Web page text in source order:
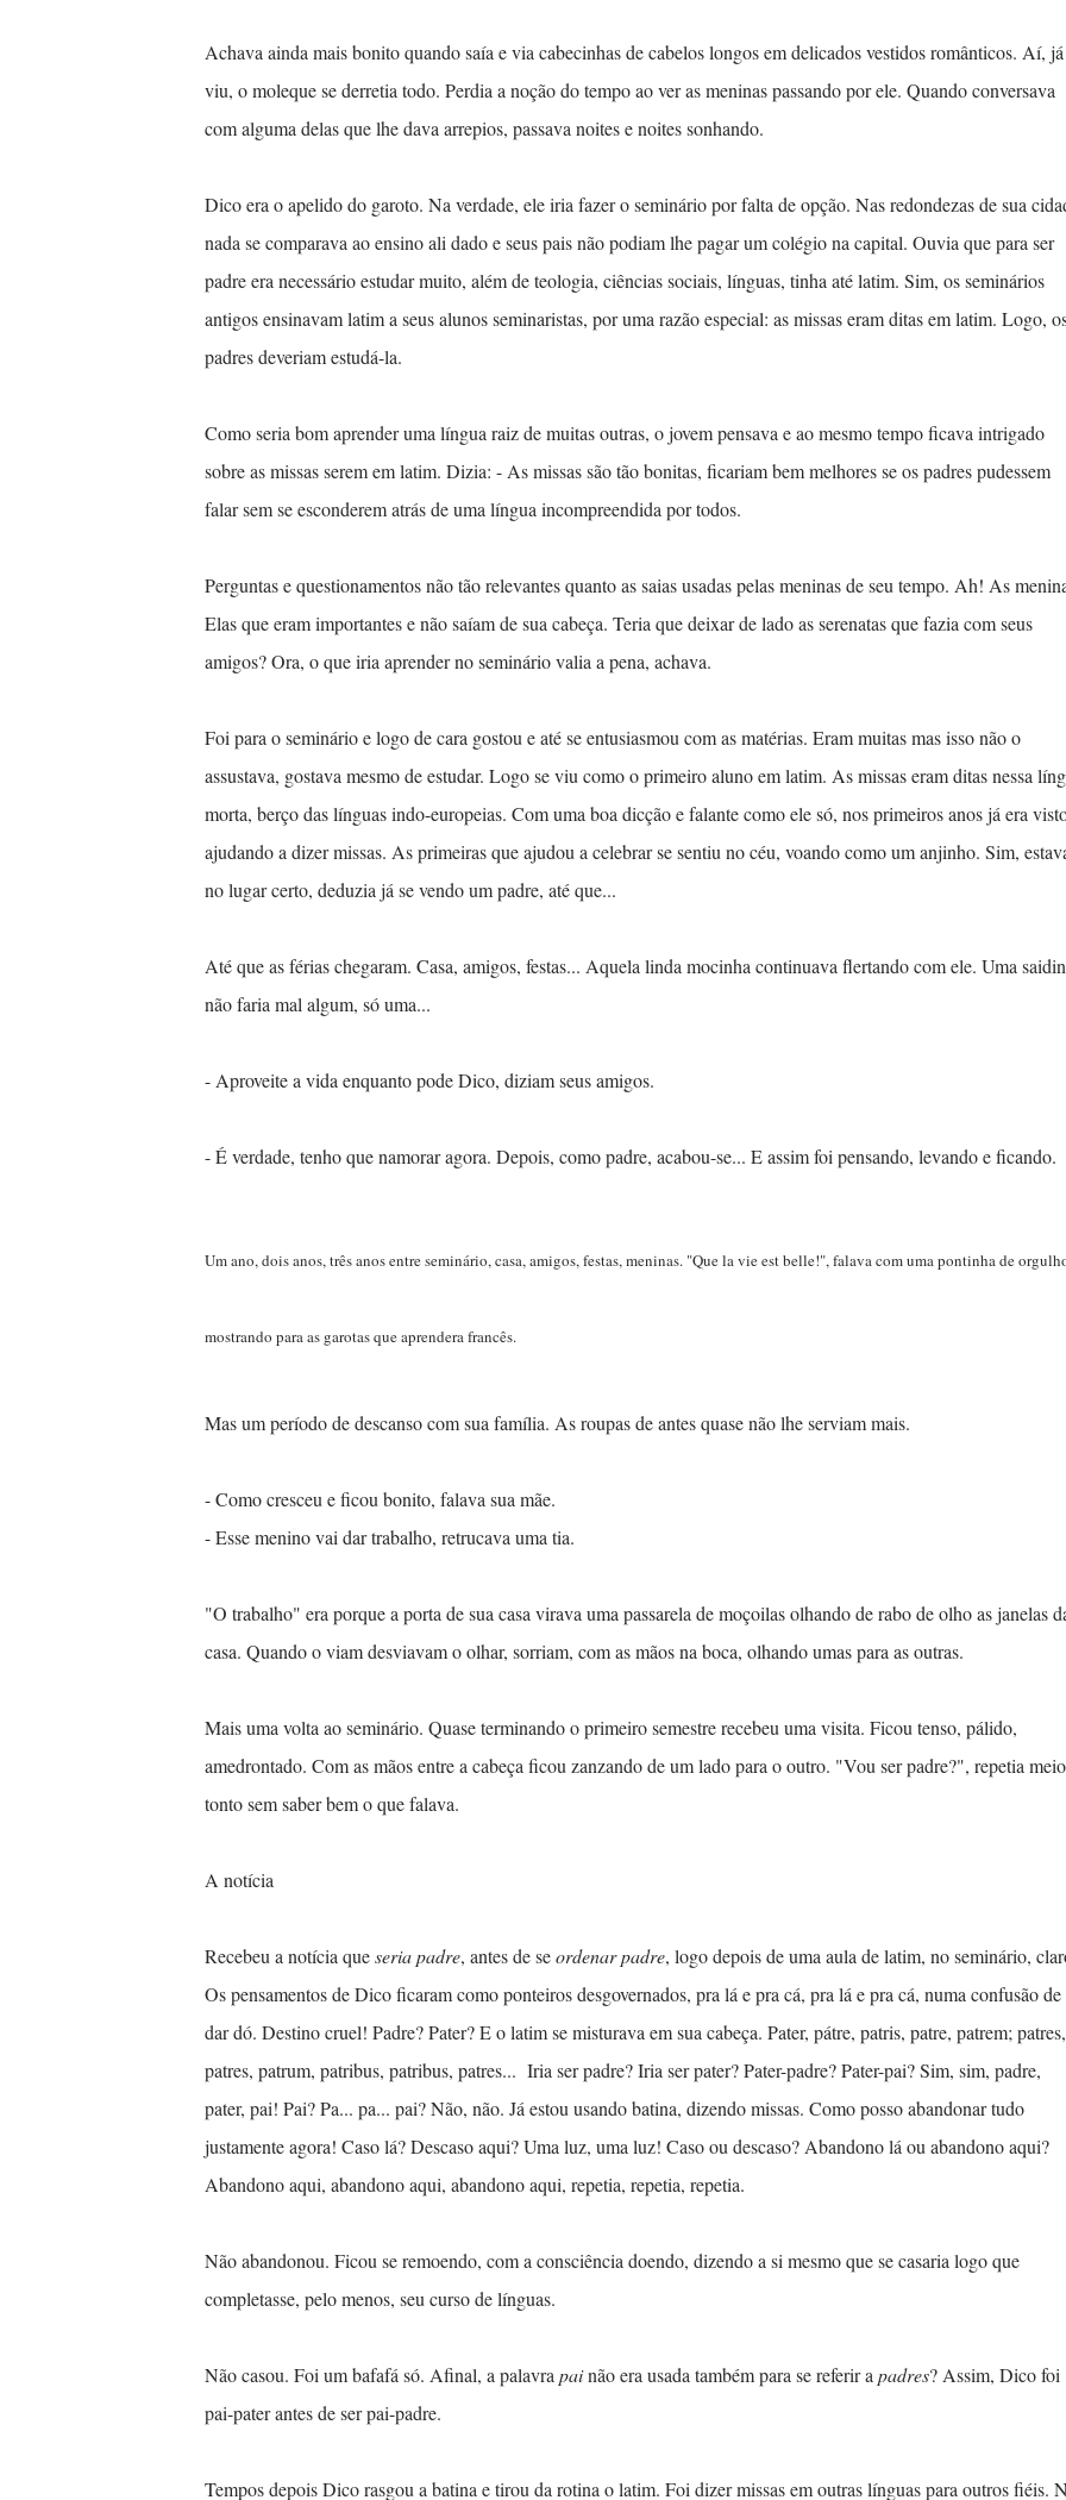
Achava ainda mais bonito quando saía e via cabecinhas de cabelos longos em delicados vestidos românticos. Aí, já
viu, o moleque se derretia todo. Perdia a noção do tempo ao ver as meninas passando por ele. Quando conversava
com alguma delas que lhe dava arrepios, passava noites e noites sonhando.
Dico era o apelido do garoto. Na verdade, ele iria fazer o seminário por falta de opção. Nas redondezas de sua
nada se comparava ao ensino ali dado e seus pais não podiam lhe pagar um colégio na capital. Ouvia que para ser
padre era necessário estudar muito, além de teologia, ciências sociais, línguas, tinha até latim. Sim, os seminários
antigos ensinavam latim a seus alunos seminaristas, por uma razão especial: as missas eram ditas em latim. Logo,
padres deveriam estudá-la.
Como seria bom aprender uma língua raiz de muitas outras, o jovem pensava e ao mesmo tempo ficava intrigado
sobre as missas serem em latim. Dizia: - As missas são tão bonitas, ficariam bem melhores se os padres pudessem
falar sem se esconderem atrás de uma língua incompreendida por todos.
Perguntas e questionamentos não tão relevantes quanto as saias usadas pelas meninas de seu tempo. Ah! As
Elas que eram importantes e não saíam de sua cabeça. Teria que deixar de lado as serenatas que fazia com seus
amigos? Ora, o que iria aprender no seminário valia a pena, achava.
Foi para o seminário e logo de cara gostou e até se entusiasmou com as matérias. Eram muitas mas isso não o
assustava, gostava mesmo de estudar. Logo se viu como o primeiro aluno em latim. As missas eram ditas nessa
morta, berço das línguas indo-europeias. Com uma boa dicção e falante como ele só, nos primeiros anos já era
ajudando a dizer missas. As primeiras que ajudou a celebrar se sentiu no céu, voando como um anjinho. Sim,
no lugar certo, deduzia já se vendo um padre, até que...
Até que as férias chegaram. Casa, amigos, festas... Aquela linda mocinha continuava flertando com ele. Uma
não faria mal algum, só uma...
- Aproveite a vida enquanto pode Dico, diziam seus amigos.
- É verdade, tenho que namorar agora. Depois, como padre, acabou-se... E assim foi pensando, levando e ficando.
Um ano, dois anos, três anos entre seminário, casa, amigos, festas, meninas. "Que la vie est belle!", falava com uma pontinha de
mostrando para as garotas que aprendera francês.
Mas um período de descanso com sua família. As roupas de antes quase não lhe serviam mais.
- Como cresceu e ficou bonito, falava sua mãe.
- Esse menino vai dar trabalho, retrucava uma tia.
"O trabalho" era porque a porta de sua casa virava uma passarela de moçoilas olhando de rabo de olho as janelas
casa. Quando o viam desviavam o olhar, sorriam, com as mãos na boca, olhando umas para as outras.
Mais uma volta ao seminário. Quase terminando o primeiro semestre recebeu uma visita. Ficou tenso, pálido,
amedrontado. Com as mãos entre a cabeça ficou zanzando de um lado para o outro. "Vou ser padre?", repetia meio
tonto sem saber bem o que falava.
A notícia
Recebeu a notícia queseria padre, antes de seordenar padre, logo depois de uma aula de latim, no seminário,
Os pensamentos de Dico ficaram como ponteiros desgovernados, pra lá e pra cá, pra lá e pra cá, numa confusão de
dar dó. Destino cruel! Padre? Pater? E o latim se misturava em sua cabeça. Pater, pátre, patris, patre, patrem; patres,
patres, patrum, patribus, patribus, patres... Iria ser padre? Iria ser pater? Pater-padre? Pater-pai? Sim, sim, padre,
pater, pai! Pai? Pa... pa... pai? Não, não. Já estou usando batina, dizendo missas. Como posso abandonar tudo
justamente agora! Caso lá? Descaso aqui? Uma luz, uma luz! Caso ou descaso? Abandono lá ou abandono aqui?
Abandono aqui, abandono aqui, abandono aqui, repetia, repetia, repetia.
Não abandonou. Ficou se remoendo, com a consciência doendo, dizendo a si mesmo que se casaria logo que
completasse, pelo menos, seu curso de línguas.
Não casou. Foi um bafafá só. Afinal, a palavrapainão era usada também para se referir apadres? Assim, Dico foi
pai-pater antes de ser pai-padre.
Tempos depois Dico rasgou a batina e tirou da rotina o latim. Foi dizer missas em outras línguas para outros fiéis.